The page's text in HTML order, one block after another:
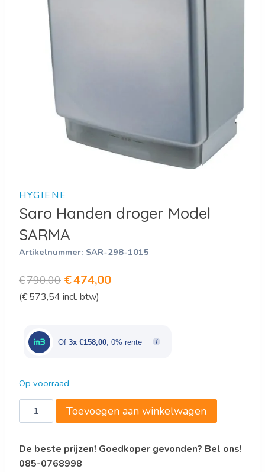
HYGIËNE
Saro Handen droger Model
SARMA
Artikelnummer: SAR-298-1015
€790,00 Oorspronkelijke
prijs
€790,00.
€474,00Huidige
€474,00.
(€573,54 incl. btw)
Of 3x €158,00 , 0% rente
Op voorraad
Saro
Handen
Model
SARMA
Toevoegen aan winkelwagen
De beste prijzen! Goedkoper gevonden? Bel ons!
085-0768998